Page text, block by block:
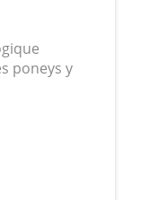
poneys y